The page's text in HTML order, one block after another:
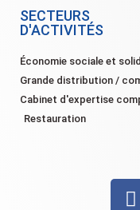
SECTEURS
D'ACTIVITÉS
Économie sociale et
Grande distribution /
Cabinet d'expertise
Restauration